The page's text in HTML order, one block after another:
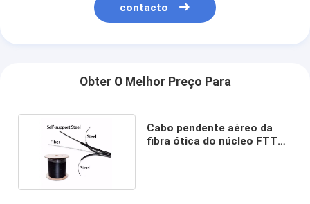
contacto
Obter O Melhor Preço Para
Cabo pendente aéreo da
fibra ótica do núcleo FTTH